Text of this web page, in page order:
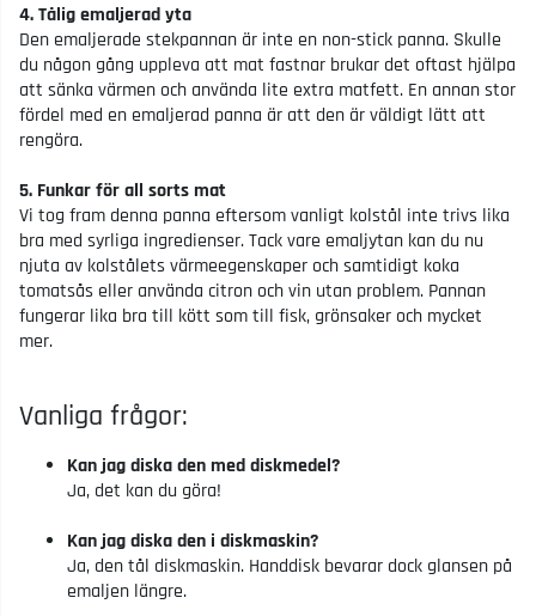
4. Tålig emaljerad yta
Den emaljerade stekpannan är inte en non-stick panna. Skulle
du någon gång uppleva att mat fastnar brukar det oftast hjälpa
att sänka värmen och använda lite extra matfett. En annan stor
fördel med en emaljerad panna är att den är väldigt lätt att
rengöra.
5. Funkar för all sorts mat
Vi tog fram denna panna eftersom vanligt kolstål inte trivs lika
bra med syrliga ingredienser. Tack vare emaljytan kan du nu
njuta av kolstålets värmeegenskaper och samtidigt koka
tomatsås eller använda citron och vin utan problem. Pannan
fungerar lika bra till kött som till fisk, grönsaker och mycket
mer.
Vanliga frågor:
Kan jag diska den med diskmedel?
Ja, det kan du göra!
Kan jag diska den i diskmaskin?
Ja, den tål diskmaskin. Handdisk bevarar dock glansen på
emaljen längre.